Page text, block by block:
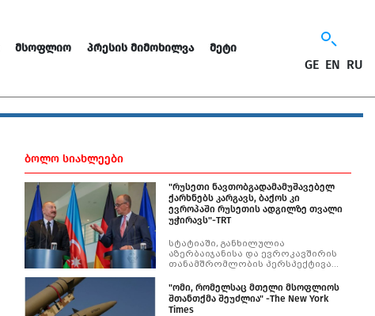
ᲛᲡᲝᲤᲚᲘᲝ ᲞᲠᲔᲡᲘᲡ ᲛᲘᲛᲝᲮᲘᲚᲕᲐ ᲛᲔᲢᲘ
GE EN RU
ᲑᲝᲚᲝ ᲡᲘᲐᲮᲚᲔᲔᲑᲘ
"რუსეთი ნავთობგადამამუშავებელ
ქარხნებს კარგავს, ბაქოს კი
ევროპაში რუსეთის ადგილზე თვალი
უჭირავს"-TRT
სტატიაში, განხილულია
აზერბაიჯანისა და ევროკავშირის
თანამშრომლობის პერსპექტივა
უზრუნველყოფის საკითხში, რუსეთ-
უკრაინის ომის ფონზე.
"ომი, რომელსაც მთელი მსოფლიოს
შთანთქმა შეუძლია" -The New York
Times